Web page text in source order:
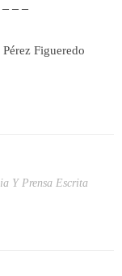
– –
Figueredo
Y Prensa Escrita